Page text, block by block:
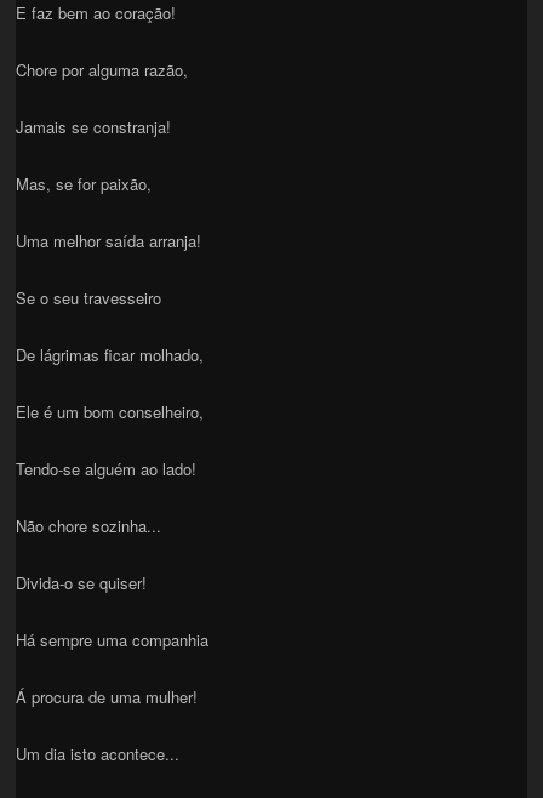
E faz bem ao coração!
Chore por alguma razão,
Jamais se constranja!
Mas, se for paixão,
Uma melhor saída arranja!
Se o seu travesseiro
De lágrimas ficar molhado,
Ele é um bom conselheiro,
Tendo-se alguém ao lado!
Não chore sozinha...
Divida-o se quiser!
Há sempre uma companhia
Á procura de uma mulher!
Um dia isto acontece...